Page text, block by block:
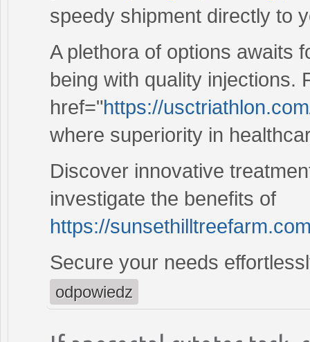
speedy shipment directly to
A plethora of options awaits
being with quality injections.
href="https://
where superiority in
Discover innovative
investigate the benefits of
https://
Secure your needs
odpowiedz